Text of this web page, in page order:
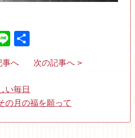
Line
事へ 次の記事へ >
い毎日
の月の福を願って